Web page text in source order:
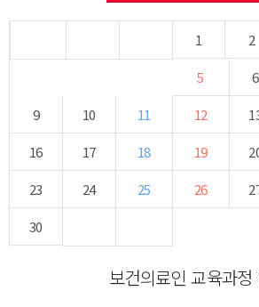
1 2
5
6
9
10 11 12
16
17 18 19
23 24 25 26
30
보건의료인 교육과정